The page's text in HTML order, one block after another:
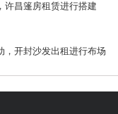
许昌篷房租赁进行搭建
，开封沙发出租进行布场